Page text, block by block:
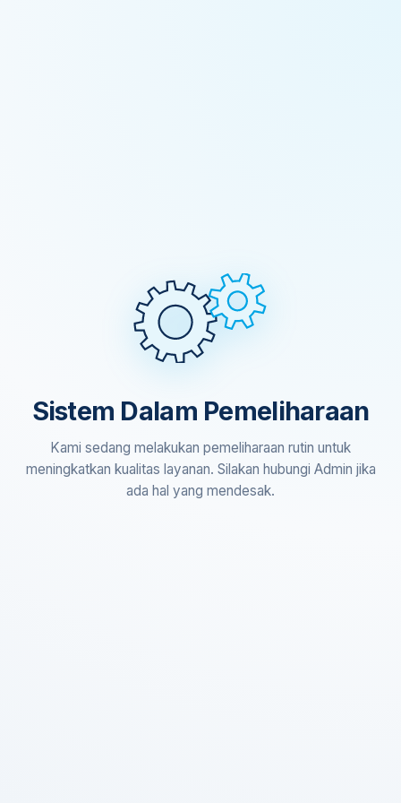
Sistem Dalam Pemeliharaan
Kami sedang melakukan pemeliharaan rutin untuk
meningkatkan kualitas layanan. Silakan hubungi Admin jika
ada hal yang mendesak.